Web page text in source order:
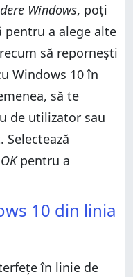
Windows, poți
pentru a alege alte
să repornești
Windows 10 în
să te
de utilizator sau
OKpentru a
10 din linia
în linie de